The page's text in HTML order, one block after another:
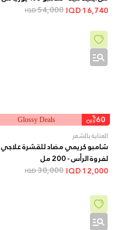
قطعتين + هدية بخاخ للشعر
16,740
54,000
IQD
60
%
OFF
Glossy Deals
العناية بالشعر
شامبو كريمي مضاد للقشرة علاجي
لفروة الرأس - 200 مل
12,000
30,000
IQD